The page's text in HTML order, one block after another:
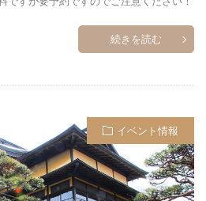
続きを読む
イベント情報